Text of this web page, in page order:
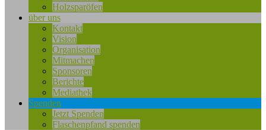
Holzsparöfen
über uns
Kontakt
Vision
Organisation
Mitmachen
Sponsoren
Berichte
Mediathek
Spenden
Jetzt Spenden
Flaschenpfand spenden